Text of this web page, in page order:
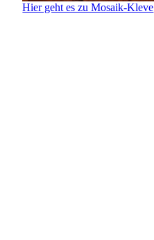
Hier geht es zu Mosaik-Kleve